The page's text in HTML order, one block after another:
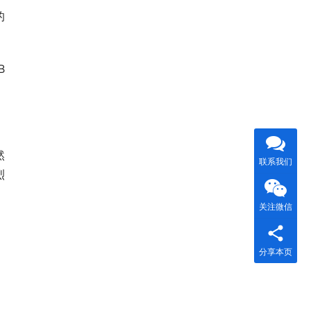
联系我们
关注微信
分享本页